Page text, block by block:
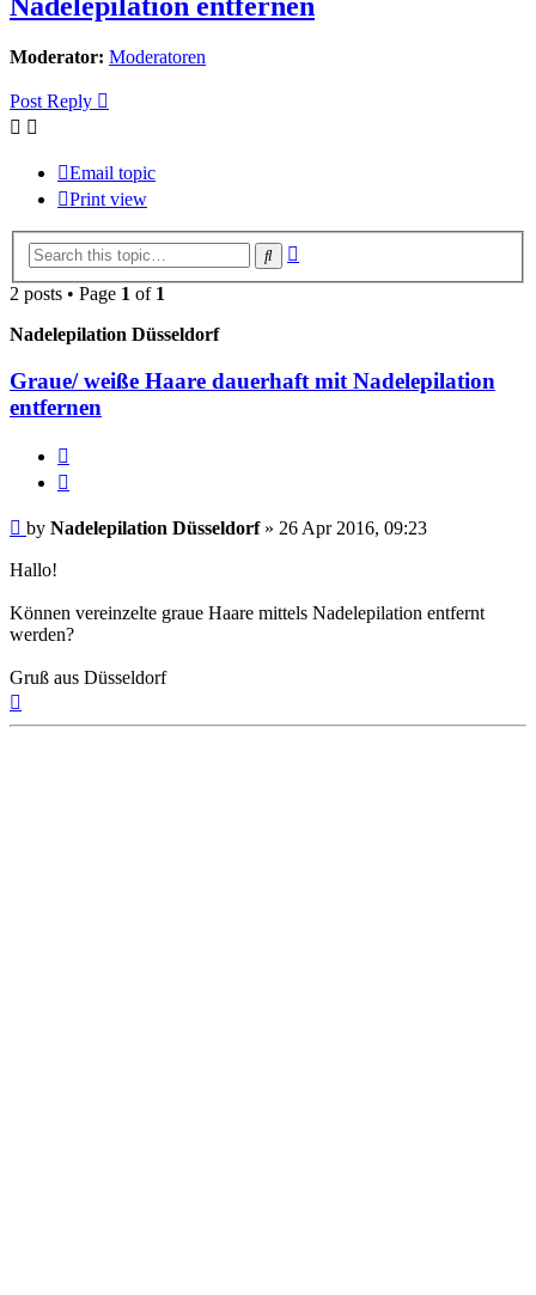
Nadelepilation entfernen
Moderator: Moderatoren
Post Reply
Email topic
Print view
Search
2 posts • Page 1 of 1
Nadelepilation Düsseldorf
Graue/ weiße Haare dauerhaft mit Nadelepilation
entfernen
post
Post
by Nadelepilation Düsseldorf» 26 Apr 2016, 09:23
Hallo!
Können vereinzelte graue Haare mittels Nadelepilation entfernt
werden?
Gruß aus Düsseldorf